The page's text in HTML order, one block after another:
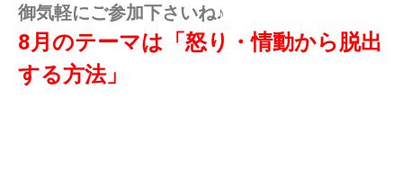
御気軽にご参加下さいね♪
8月のテーマは「怒り・情動から脱出
する方法」